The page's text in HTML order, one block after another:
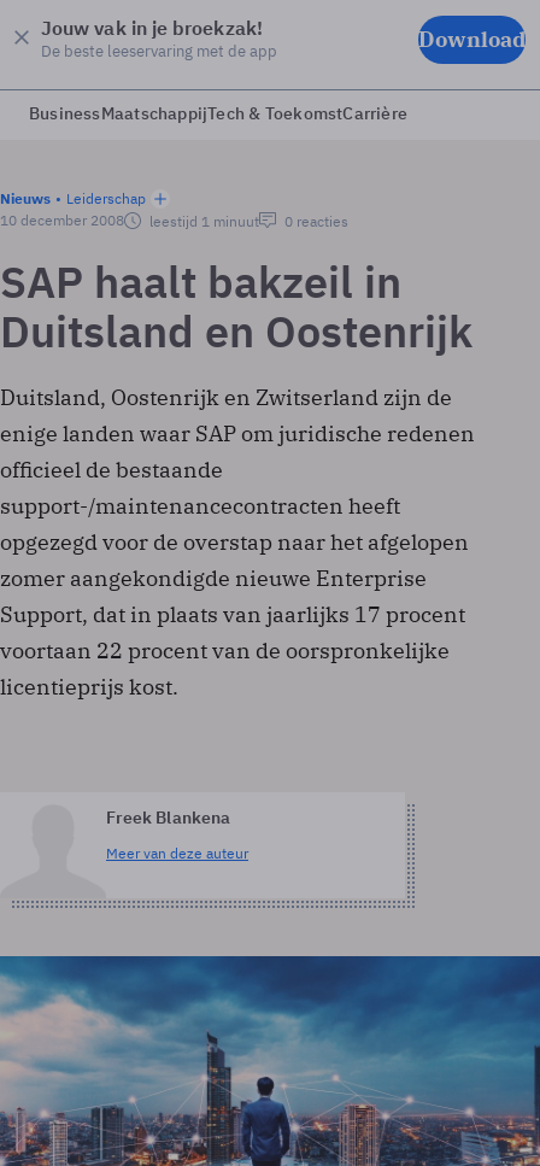
Jouw vak in je broekzak!
De beste leeservaring met de app Download
BusinessMaatschappijTech & ToekomstCarrière
Nieuws
Leiderschap
10 december 2008
leestijd 1 minuut 0 reacties
SAP haalt bakzeil in
Duitsland en Oostenrijk
Duitsland, Oostenrijk en Zwitserland zijn de
enige landen waar SAP om juridische redenen
officieel de bestaande
support-/maintenancecontracten heeft
opgezegd voor de overstap naar het afgelopen
zomer aangekondigde nieuwe Enterprise
Support, dat in plaats van jaarlijks 17 procent
voortaan 22 procent van de oorspronkelijke
licentieprijs kost.
Freek Blankena
Meer van deze auteur